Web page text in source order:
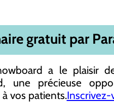
gratuit par
a le plaisir
une précieuse
vos patients.Inscrivez-